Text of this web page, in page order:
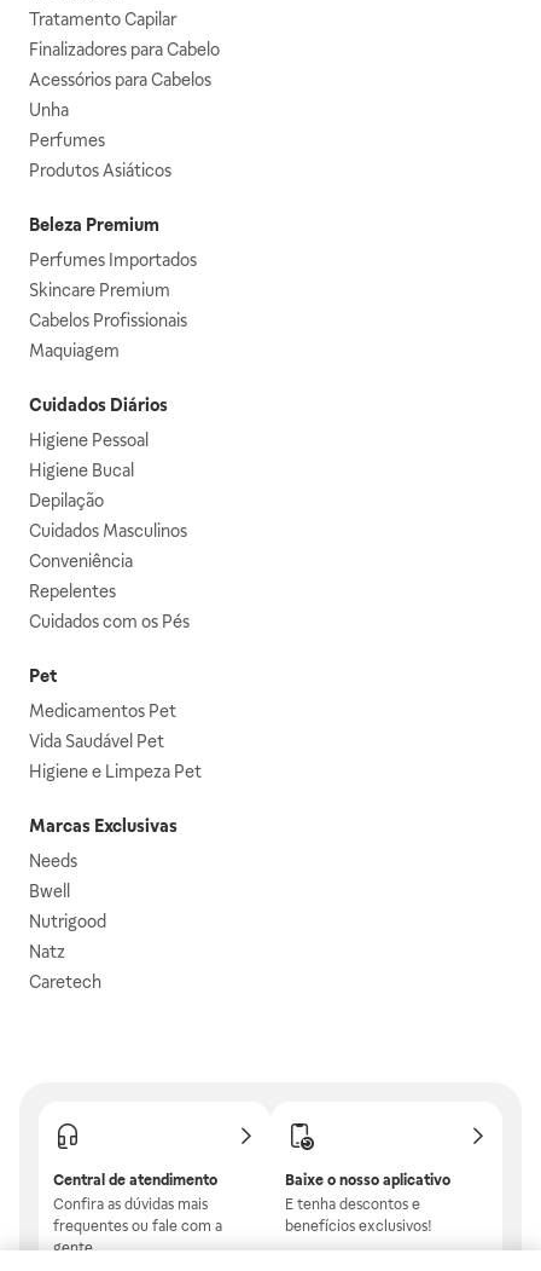
Tratamento Capilar
Finalizadores para Cabelo
Acessórios para Cabelos
Unha
Perfumes
Produtos Asiáticos
Beleza Premium
Perfumes Importados
Skincare Premium
Cabelos Profissionais
Maquiagem
Cuidados Diários
Higiene Pessoal
Higiene Bucal
Depilação
Cuidados Masculinos
Conveniência
Repelentes
Cuidados com os Pés
Pet
Medicamentos Pet
Vida Saudável Pet
Higiene e Limpeza Pet
Marcas Exclusivas
Needs
Bwell
Nutrigood
Natz
Caretech
Central de atendimento
Confira as dúvidas mais
frequentes ou fale com a
gente.
Baixe o nosso aplicativo
E tenha descontos e
benefícios exclusivos!